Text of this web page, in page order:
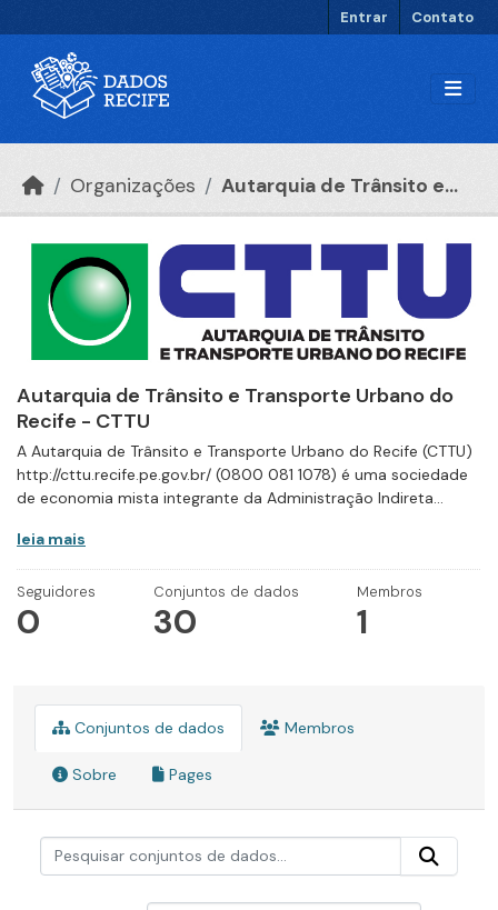
Entrar Contato
Organizações Autarquia de Trânsito e...
Autarquia de Trânsito e Transporte Urbano do
Recife - CTTU
A Autarquia de Trânsito e Transporte Urbano do Recife (CTTU)
http://cttu.recife.pe.gov.br/ (0800 081 1078) é uma sociedade
de economia mista integrante da Administração Indireta...
leia mais
Seguidores
0
Conjuntos de dados
30
Membros
1
Conjuntos de dados Membros
Sobre Pages